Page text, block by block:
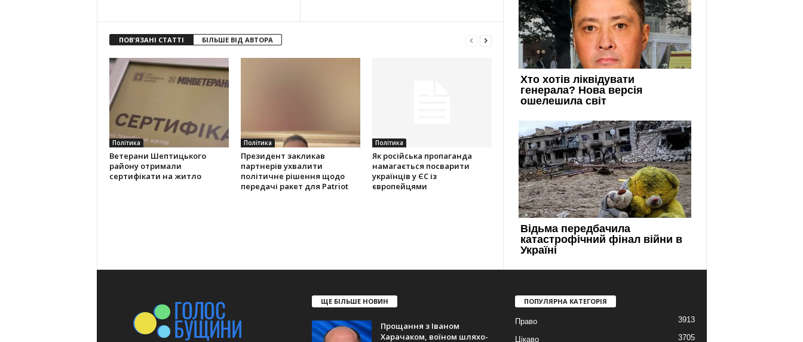
ПОВ'ЯЗАНІ СТАТТІ БІЛЬШЕ ВІД АВТОРА
Політика
Ветерани Шептицького
району отримали
сертифікати на житло
Політика
Президент закликав
партнерів ухвалити
політичне рішення щодо
передачі ракет для Patriot
Політика
Як російська пропаганда
намагається посварити
українців у ЄС із
європейцями
ЩЕ БІЛЬШЕ НОВИН
Прощання з Іваном
Харачаком, воїном шляхо-
ПОПУЛЯРНА КАТЕГОРІЯ
Право 3913
Цікаво 3705